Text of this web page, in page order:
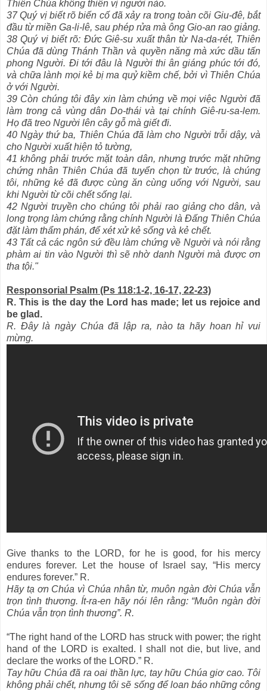
Thiên Chúa không thiên vị người nào.
37 Quý vị biết rõ biến cố đã xảy ra trong toàn cõi Giu-đê, bắt
đầu từ miền Ga-li-lê, sau phép rửa mà ông Gio-an rao giảng.
38 Quý vị biết rõ: Đức Giê-su xuất thân từ Na-da-rét, Thiên
Chúa đã dùng Thánh Thần và quyền năng mà xức dầu tấn
phong Người. Đi tới đâu là Người thi ân giáng phúc tới đó,
và chữa lành mọi kẻ bị ma quỷ kiềm chế, bởi vì Thiên Chúa
ở với Người.
39 Còn chúng tôi đây xin làm chứng về mọi việc Người đã
làm trong cả vùng dân Do-thái và tại chính Giê-ru-sa-lem.
Họ đã treo Người lên cây gỗ mà giết đi.
40 Ngày thứ ba, Thiên Chúa đã làm cho Người trỗi dậy, và
cho Người xuất hiện tỏ tường,
41 không phải trước mặt toàn dân, nhưng trước mặt những
chứng nhân Thiên Chúa đã tuyển chọn từ trước, là chúng
tôi, những kẻ đã được cùng ăn cùng uống với Người, sau
khi Người từ cõi chết sống lại.
42 Người truyền cho chúng tôi phải rao giảng cho dân, và
long trọng làm chứng rằng chính Người là Đấng Thiên Chúa
đặt làm thẩm phán, để xét xử kẻ sống và kẻ chết.
43 Tất cả các ngôn sứ đều làm chứng về Người và nói rằng
phàm ai tin vào Người thì sẽ nhờ danh Người mà được ơn
tha tội."
Responsorial Psalm (Ps 118:1-2, 16-17, 22-23)
R. This is the day the Lord has made; let us rejoice and
be glad.
R. Đây là ngày Chúa đã lập ra, nào ta hãy hoan hỉ vui
mừng.
Give thanks to the LORD, for he is good, for his mercy
endures forever. Let the house of Israel say, “His mercy
endures forever.” R.
Hãy tạ ơn Chúa vì Chúa nhân từ, muôn ngàn đời Chúa vẫn
trọn tình thương. Ít-ra-en hãy nói lên rằng: “Muôn ngàn đời
Chúa vẫn trọn tình thương”. R.
“The right hand of the LORD has struck with power; the right
hand of the LORD is exalted. I shall not die, but live, and
declare the works of the LORD.” R.
Tay hữu Chúa đã ra oai thần lực, tay hữu Chúa giơ cao. Tôi
không phải chết, nhưng tôi sẽ sống để loan báo những công